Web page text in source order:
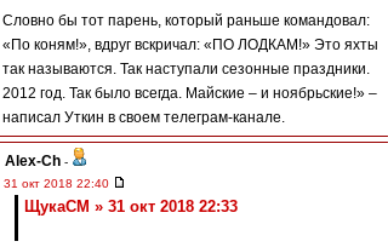
Словно бы тот парень, который раньше командовал:
«По коням!», вдруг вскричал: «ПО ЛОДКАМ!» Это яхты
так называются. Так наступали сезонные праздники.
2012 год. Так было всегда. Майские – и ноябрьские!» –
написал Уткин в своем телеграм-канале.
Alex-Ch -
31 окт 2018 22:40
ЩукаСМ » 31 окт 2018 22:33